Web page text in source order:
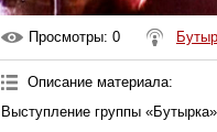
Просмотры: 0
Описание материала:
Выступление группы